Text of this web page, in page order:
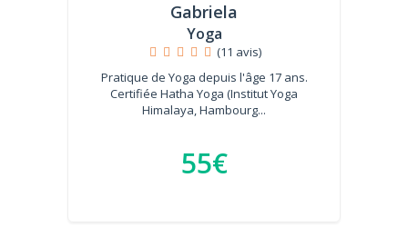
Gabriela
Yoga
(11 avis)
Pratique de Yoga depuis l'âge 17 ans.
Certifiée Hatha Yoga (Institut Yoga
Himalaya, Hambourg...
55€